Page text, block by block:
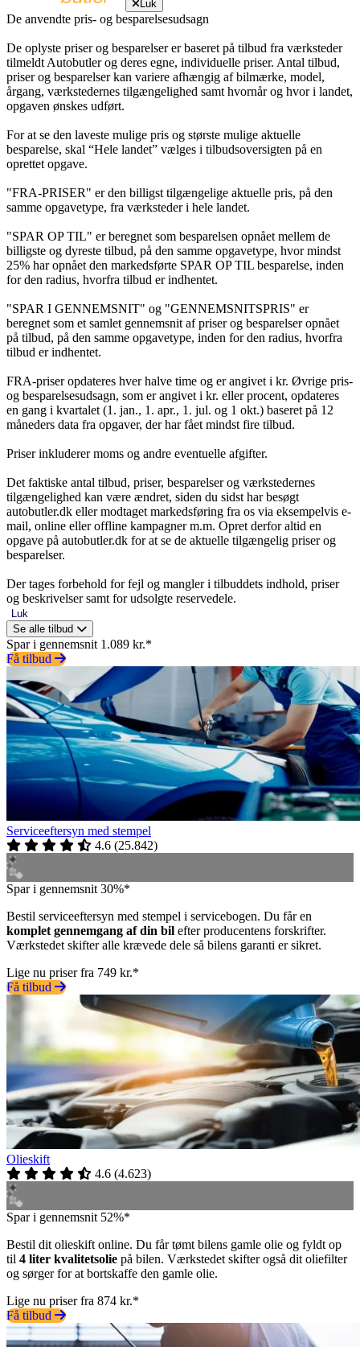
Luk
De anvendte pris- og besparelsesudsagn
De oplyste priser og besparelser er baseret på tilbud fra værksteder
tilmeldt Autobutler og deres egne, individuelle priser. Antal tilbud,
priser og besparelser kan variere afhængig af bilmærke, model,
årgang, værkstedernes tilgængelighed samt hvornår og hvor i landet,
opgaven ønskes udført.
For at se den laveste mulige pris og største mulige aktuelle
besparelse, skal “Hele landet” vælges i tilbudsoversigten på en
oprettet opgave.
"FRA-PRISER" er den billigst tilgængelige aktuelle pris, på den
samme opgavetype, fra værksteder i hele landet.
"SPAR OP TIL" er beregnet som besparelsen opnået mellem de
billigste og dyreste tilbud, på den samme opgavetype, hvor mindst
25% har opnået den markedsførte SPAR OP TIL besparelse, inden
for den radius, hvorfra tilbud er indhentet.
"SPAR I GENNEMSNIT" og "GENNEMSNITSPRIS" er
beregnet som et samlet gennemsnit af priser og besparelser opnået
på tilbud, på den samme opgavetype, inden for den radius, hvorfra
tilbud er indhentet.
FRA-priser opdateres hver halve time og er angivet i kr. Øvrige pris-
og besparelsesudsagn, som er angivet i kr. eller procent, opdateres
en gang i kvartalet (1. jan., 1. apr., 1. jul. og 1 okt.) baseret på 12
måneders data fra opgaver, der har fået mindst fire tilbud.
Priser inkluderer moms og andre eventuelle afgifter.
Det faktiske antal tilbud, priser, besparelser og værkstedernes
tilgængelighed kan være ændret, siden du sidst har besøgt
autobutler.dk eller modtaget markedsføring fra os via eksempelvis e-
mail, online eller offline kampagner m.m. Opret derfor altid en
opgave på autobutler.dk for at se de aktuelle tilgængelig priser og
besparelser.
Der tages forbehold for fejl og mangler i tilbuddets indhold, priser
og beskrivelser samt for udsolgte reservedele.
Luk
Se alle tilbud
Spar i gennemsnit 1.089 kr.*
Få tilbud
Serviceeftersyn med stempel
4.6 (25.842)
Spar i gennemsnit 30%*
Bestil serviceeftersyn med stempel i servicebogen. Du får en
komplet gennemgang af din bil efter producentens forskrifter.
Værkstedet skifter alle krævede dele så bilens garanti er sikret.
Lige nu priser fra 749 kr.*
Få tilbud
Olieskift
4.6 (4.623)
Spar i gennemsnit 52%*
Bestil dit olieskift online. Du får tømt bilens gamle olie og fyldt op
til 4 liter kvalitetsolie på bilen. Værkstedet skifter også dit oliefilter
og sørger for at bortskaffe den gamle olie.
Lige nu priser fra 874 kr.*
Få tilbud